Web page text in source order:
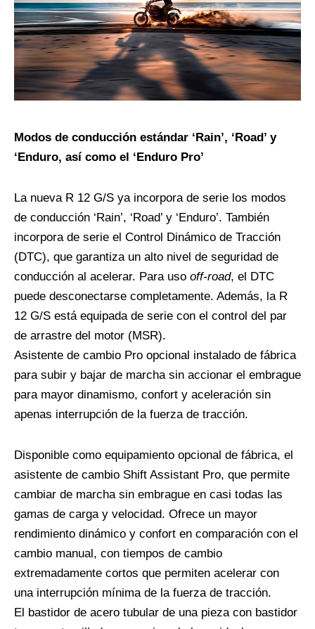
Modos de conducción estándar ‘Rain’, ‘Road’ y
‘Enduro, así como el ‘Enduro Pro’
La nueva R 12 G/S ya incorpora de serie los modos
de conducción ‘Rain’, ‘Road’ y ‘Enduro’. También
incorpora de serie el Control Dinámico de Tracción
(DTC), que garantiza un alto nivel de seguridad de
conducción al acelerar. Para uso off-road, el DTC
puede desconectarse completamente. Además, la R
12 G/S está equipada de serie con el control del par
de arrastre del motor (MSR).
Asistente de cambio Pro opcional instalado de fábrica
para subir y bajar de marcha sin accionar el embrague
para mayor dinamismo, confort y aceleración sin
apenas interrupción de la fuerza de tracción.
Disponible como equipamiento opcional de fábrica, el
asistente de cambio Shift Assistant Pro, que permite
cambiar de marcha sin embrague en casi todas las
gamas de carga y velocidad. Ofrece un mayor
rendimiento dinámico y confort en comparación con el
cambio manual, con tiempos de cambio
extremadamente cortos que permiten acelerar con
una interrupción mínima de la fuerza de tracción.
El bastidor de acero tubular de una pieza con bastidor